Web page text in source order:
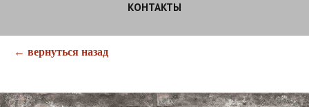
КОНТАКТЫ
← вернуться назад